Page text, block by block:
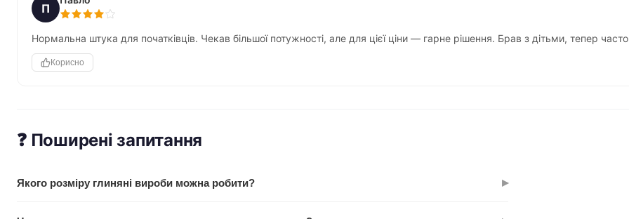
П
Нормальна штука для початківців. Чекав більшої потужності, але для цієї ціни — гарне рішення. Брав з дітьми, тепер
Корисно
❓ Поширені запитання
Якого розміру глиняні вироби можна робити? ▸